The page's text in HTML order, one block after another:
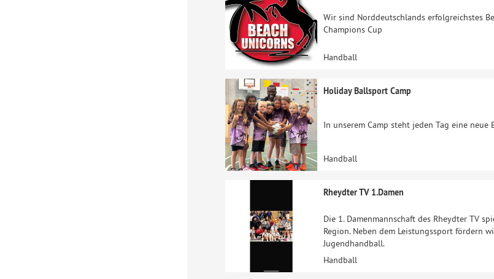
Wir sind Norddeutschlands erfolgreichstes
Champions Cup
Handball
Holiday Ballsport Camp
In unserem Camp steht jeden Tag eine
Handball
Rheydter TV 1.Damen
Die 1. Damenmannschaft des Rheydter TV
Region. Neben dem Leistungssport fördern
Jugendhandball.
Handball